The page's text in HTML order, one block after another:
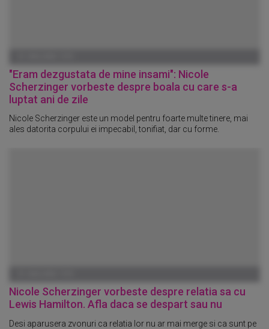
"Eram dezgustata de mine insami": Nicole
Scherzinger vorbeste despre boala cu care s-a
luptat ani de zile
Nicole Scherzinger este un model pentru foarte multe tinere, mai
ales datorita corpului ei impecabil, tonifiat, dar cu forme.
Nicole Scherzinger vorbeste despre relatia sa cu
Lewis Hamilton. Afla daca se despart sau nu
Desi aparusera zvonuri ca relatia lor nu ar mai merge si ca sunt pe